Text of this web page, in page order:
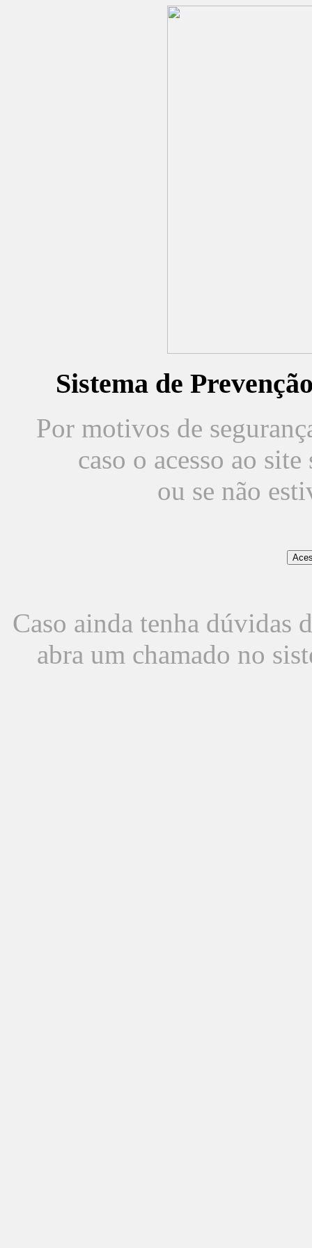
Sistema de
Por motivos de
caso o acesso ao
ou se não
Caso ainda tenha dúvidas
abra um chamado no